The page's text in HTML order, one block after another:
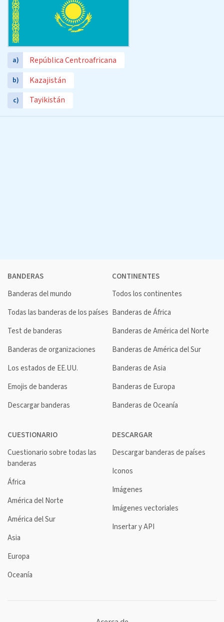
a) República Centroafricana
b) Kazajistán
c) Tayikistán
BANDERAS
Banderas del mundo
Todas las banderas de los países
Test de banderas
Banderas de organizaciones
Los estados de EE.UU.
Emojis de banderas
Descargar banderas
CONTINENTES
Todos los continentes
Banderas de África
Banderas de América del Norte
Banderas de América del Sur
Banderas de Asia
Banderas de Europa
Banderas de Oceanía
CUESTIONARIO
Cuestionario sobre todas las
banderas
África
América del Norte
América del Sur
Asia
Europa
Oceanía
DESCARGAR
Descargar banderas de países
Iconos
Imágenes
Imágenes vectoriales
Insertar y API